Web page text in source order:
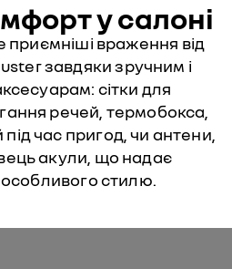
у салоні
приємніші враження від
завдяки зручним і
сітки для
речей, термобокса,
час пригод, чи антени,
акули, що надає
стилю.